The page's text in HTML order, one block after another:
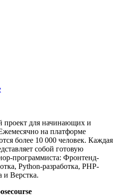
проект для начинающих и
на платформе
более 10 000 человек. Каждая
собой готовую
программиста: Фронтенд-
Python-разработка, PHP-
и Верстка.